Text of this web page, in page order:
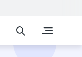
Beauté et
Ampoule